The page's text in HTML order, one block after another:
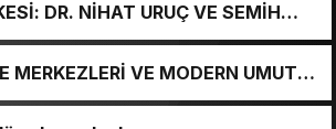
DR. NİHAT URUÇ VE SEMİH
MERKEZLERİ VE MODERN UMUT